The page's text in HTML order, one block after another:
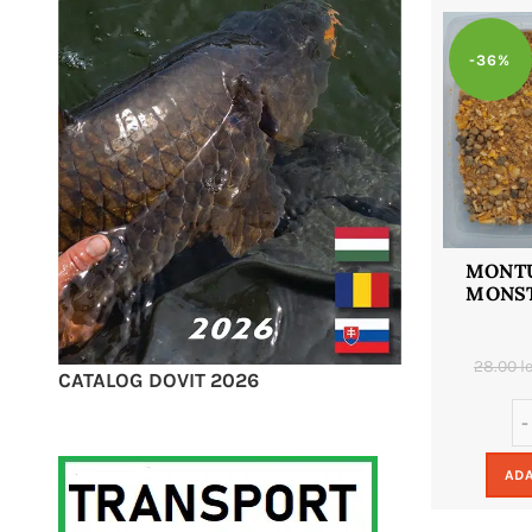
-36%
28.00
CATALOG DOVIT 2026